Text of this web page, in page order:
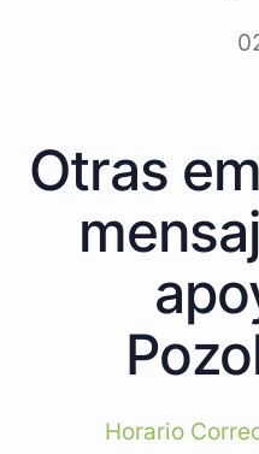
Otras
Horario